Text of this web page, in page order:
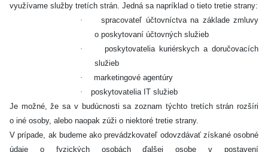
využívame služby tretích strán. Jedná sa napríklad o tieto tretie strany:
·
spracovateľ účtovníctva na základe zmluvy
o poskytovaní účtovných služieb
·
poskytovatelia kuriérskych a doručovacích
služieb
·
marketingové agentúry
·
poskytovatelia IT služieb
Je možné, že sa v budúcnosti sa zoznam týchto tretích strán rozšíri
o iné osoby, alebo naopak zúži o niektoré tretie strany.
V prípade, ak budeme ako prevádzkovateľ odovzdávať získané osobné
údaje o fyzických osobách ďalšej osobe v postavení